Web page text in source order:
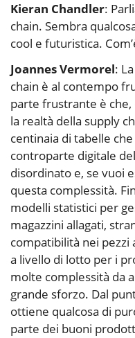
Kieran Chandler:
chain. Sembra
cool e futuristica.
Joannes Vermorel:
chain è al contempo
parte frustrante è
la realtà della supply
centinaia di tabelle
controparte digitale
disordinato e, se vuoi
questa complessità.
modelli statistici per
magazzini allagati,
compatibilità nei pezzi
a livello di lotto per i
molte complessità da
grande sforzo. Dal
ottiene qualcosa di
parte dei buoni